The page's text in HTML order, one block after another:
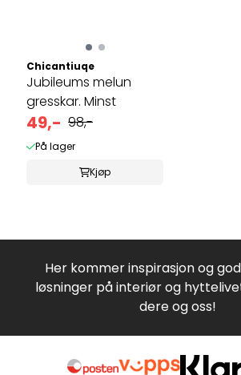
Chicantiuqe
Jubileums melun
gresskar. Minst
49,- 98,-
På lager
Kjøp
Her kommer inspirasjon og
løsninger på interiør og
dere og oss!